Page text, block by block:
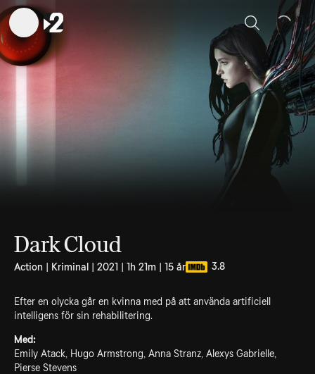
Sök
Dark Cloud
Action | Kriminal | 2021 | 1h 21m | 15 år 3.8
Efter en olycka går en kvinna med på att använda artificiell
intelligens för sin rehabilitering.
Med:
Emily Atack, Hugo Armstrong, Anna Stranz, Alexys Gabrielle,
Pierse Stevens